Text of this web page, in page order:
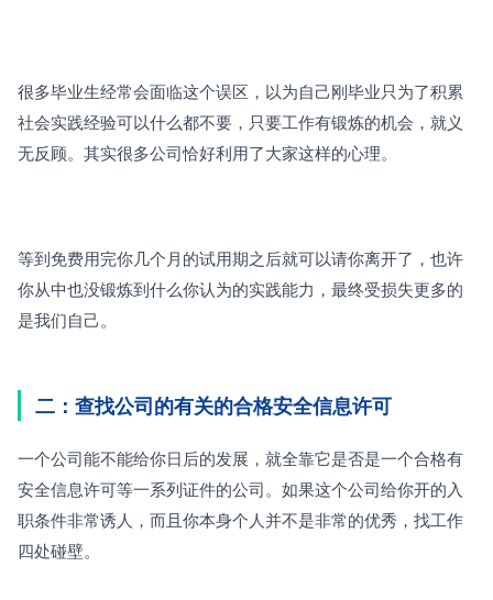
很多毕业生经常会面临这个误区，以为自己刚毕业只为了积累
社会实践经验可以什么都不要，只要工作有锻炼的机会，就义
无反顾。其实很多公司恰好利用了大家这样的心理。
等到免费用完你几个月的试用期之后就可以请你离开了，也许
你从中也没锻炼到什么你认为的实践能力，最终受损失更多的
是我们自己。
二：查找公司的有关的合格安全信息许可
一个公司能不能给你日后的发展，就全靠它是否是一个合格有
安全信息许可等一系列证件的公司。如果这个公司给你开的入
职条件非常诱人，而且你本身个人并不是非常的优秀，找工作
四处碰壁。